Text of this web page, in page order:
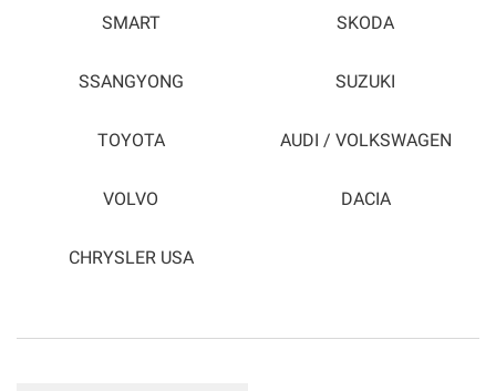
SMART SKODA
SSANGYONG SUZUKI
TOYOTA AUDI / VOLKSWAGEN
VOLVO DACIA
CHRYSLER USA